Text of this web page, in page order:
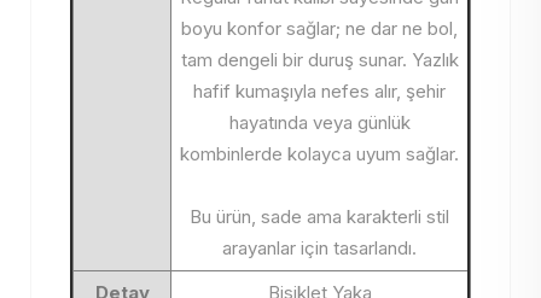
boyu konfor sağlar; ne dar ne bol,
tam dengeli bir duruş sunar. Yazlık
hafif kumaşıyla nefes alır, şehir
hayatında veya günlük
kombinlerde kolayca uyum sağlar.
Bu ürün, sade ama karakterli stil
arayanlar için tasarlandı.
Detay
Bisiklet Yaka